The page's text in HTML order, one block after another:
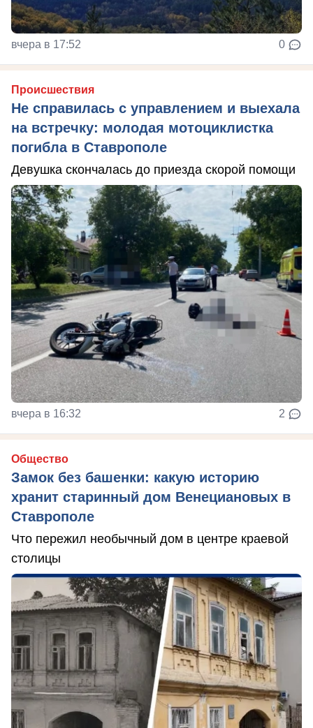
вчера в 17:52 0
Происшествия
Не справилась с управлением и выехала
на встречку: молодая мотоциклистка
погибла в Ставрополе
Девушка скончалась до приезда скорой помощи
вчера в 16:32 2
Общество
Замок без башенки: какую историю
хранит старинный дом Венециановых в
Ставрополе
Что пережил необычный дом в центре краевой
столицы